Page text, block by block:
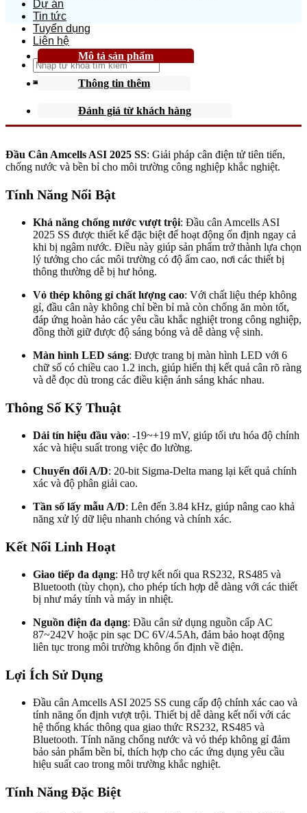
Dự án
Tin tức
Tuyển dụng
Liên hệ
Search
for:
Mô tả sản phẩm
Thông tin thêm
Đánh giá từ khách hàng
Đầu Cân Amcells ASI 2025 SS: Giải pháp cân điện tử tiên tiến,
chống nước và bền bỉ cho môi trường công nghiệp khắc nghiệt.
Tính Năng Nổi Bật
Khả năng chống nước vượt trội: Đầu cân Amcells ASI
2025 SS được thiết kế đặc biệt để hoạt động ổn định ngay cả
khi bị ngâm nước. Điều này giúp sản phẩm trở thành lựa chọn
lý tưởng cho các môi trường có độ ẩm cao, nơi các thiết bị
thông thường dễ bị hư hỏng.
Vỏ thép không gỉ chất lượng cao: Với chất liệu thép không
gỉ, đầu cân này không chỉ bền bỉ mà còn chống ăn mòn tốt,
đáp ứng hoàn hảo các yêu cầu khắc nghiệt trong công nghiệp,
đồng thời giữ được độ sáng bóng và dễ dàng vệ sinh.
Màn hình LED sáng: Được trang bị màn hình LED với 6
chữ số có chiều cao 1.2 inch, giúp hiển thị kết quả cân rõ ràng
và dễ đọc dù trong các điều kiện ánh sáng khác nhau.
Thông Số Kỹ Thuật
Dải tín hiệu đầu vào: -19~+19 mV, giúp tối ưu hóa độ chính
xác và hiệu suất trong việc đo lường.
Chuyển đổi A/D: 20-bit Sigma-Delta mang lại kết quả chính
xác và độ phân giải cao.
Tần số lấy mẫu A/D: Lên đến 3.84 kHz, giúp nâng cao khả
năng xử lý dữ liệu nhanh chóng và chính xác.
Kết Nối Linh Hoạt
Giao tiếp đa dạng: Hỗ trợ kết nối qua RS232, RS485 và
Bluetooth (tùy chọn), cho phép tích hợp dễ dàng với các thiết
bị như máy tính và máy in nhiệt.
Nguồn điện đa dạng: Đầu cân sử dụng nguồn cấp AC
87~242V hoặc pin sạc DC 6V/4.5Ah, đảm bảo hoạt động
liên tục trong môi trường không ổn định về điện.
Lợi Ích Sử Dụng
Đầu cân Amcells ASI 2025 SS cung cấp độ chính xác cao và
tính năng ổn định vượt trội. Thiết bị dễ dàng kết nối với các
hệ thống khác thông qua giao thức RS232, RS485 và
Bluetooth. Tính năng chống nước và vỏ thép không gỉ đảm
bảo sản phẩm bền bỉ, thích hợp cho các ứng dụng yêu cầu
hiệu suất cao trong môi trường khắc nghiệt.
Tính Năng Đặc Biệt